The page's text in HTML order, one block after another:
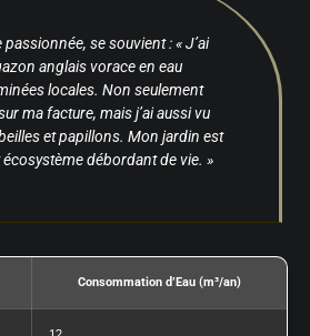
se souvient : « J’ai
anglais vorace en eau
locales. Non seulement
ma facture, mais j’ai aussi vu
et papillons. Mon jardin est
débordant de vie. »
Consommation d’Eau (m³/an)